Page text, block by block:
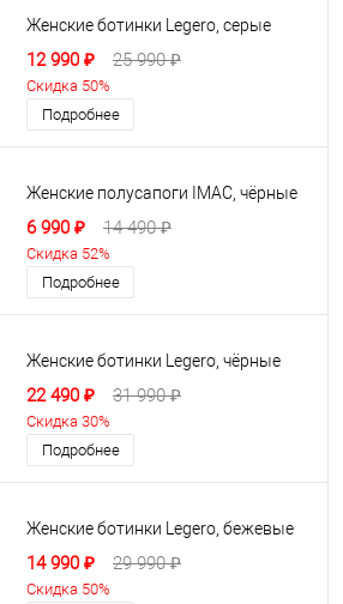
Женские ботинки Legero, серые
12 990 ₽ 25 990 ₽
Скидка 50%
Подробнее
Женские полусапоги IMAC, чёрные
6 990 ₽ 14 490 ₽
Скидка 52%
Подробнее
Женские ботинки Legero, чёрные
22 490 ₽ 31 990 ₽
Скидка 30%
Подробнее
Женские ботинки Legero, бежевые
14 990 ₽ 29 990 ₽
Скидка 50%